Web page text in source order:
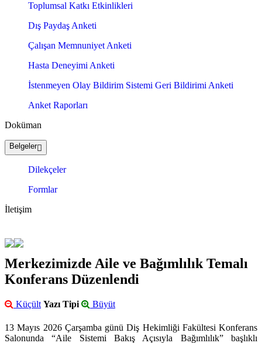
Toplumsal Katkı Etkinlikleri
Dış Paydaş Anketi
Çalışan Memnuniyet Anketi
Hasta Deneyimi Anketi
İstenmeyen Olay Bildirim Sistemi Geri Bildirimi Anketi
Anket Raporları
Doküman
Belgeler
Dilekçeler
Formlar
İletişim
Merkezimizde Aile ve Bağımlılık Temalı
Konferans Düzenlendi
Küçült Yazı Tipi Büyüt
13 Mayıs 2026 Çarşamba günü Diş Hekimliği Fakültesi Konferans
Salonunda “Aile Sistemi Bakış Açısıyla Bağımlılık” başlıklı